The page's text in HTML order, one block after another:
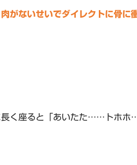
肉がないせいでダイレクトに骨に
長く座ると「あいたた……トホホ